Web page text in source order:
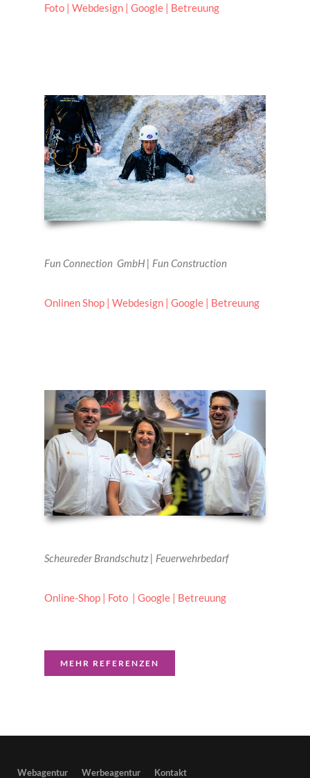
Foto | Webdesign | Google | Betreuung
Fun Connection GmbH | Fun Construction
Onlinen Shop | Webdesign | Google | Betreuung
Scheureder Brandschutz | Feuerwehrbedarf
Online-Shop | Foto | Google | Betreuung
MEHR REFERENZEN
Webagentur Werbeagentur Kontakt